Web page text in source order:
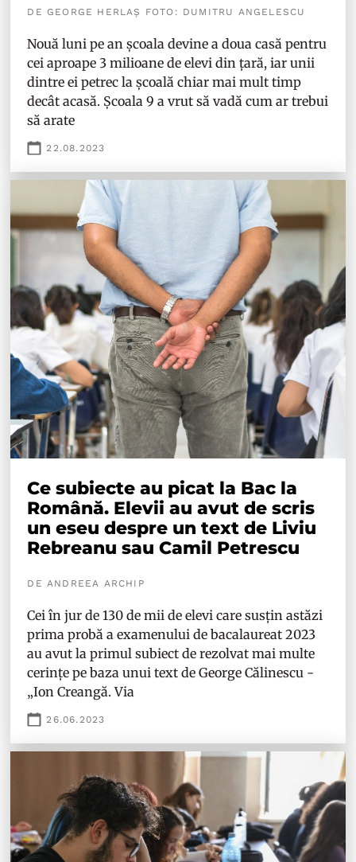
DE GEORGE HERLAȘ FOTO: DUMITRU ANGELESCU
Nouă luni pe an școala devine a doua casă pentru
cei aproape 3 milioane de elevi din țară, iar unii
dintre ei petrec la școală chiar mai mult timp
decât acasă. Școala 9 a vrut să vadă cum ar trebui
să arate
22.08.2023
Ce subiecte au picat la Bac la
Română. Elevii au avut de scris
un eseu despre un text de Liviu
Rebreanu sau Camil Petrescu
DE ANDREEA ARCHIP
Cei în jur de 130 de mii de elevi care susțin astăzi
prima probă a examenului de bacalaureat 2023
au avut la primul subiect de rezolvat mai multe
cerințe pe baza unui text de George Călinescu -
„Ion Creangă. Via
26.06.2023